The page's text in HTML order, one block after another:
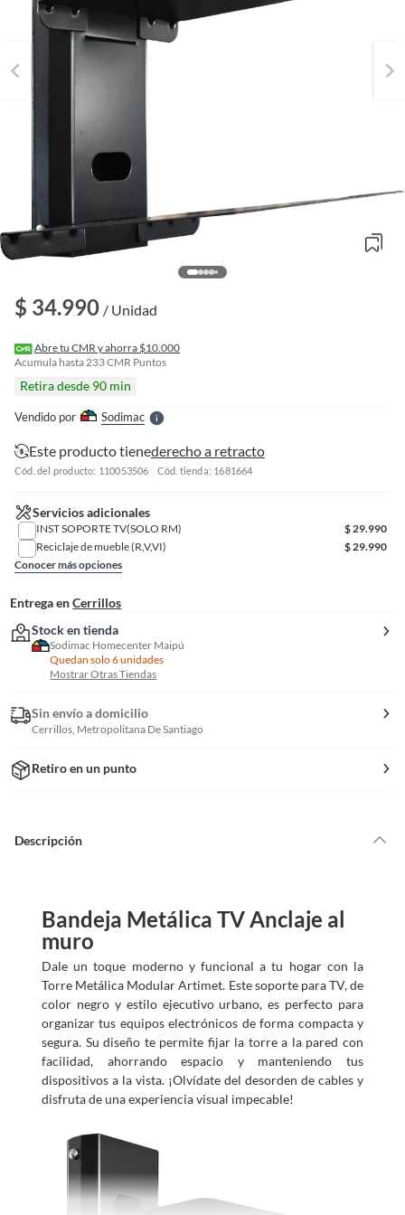
$ 34.990 / Unidad
Abre tu CMR y ahorra $10.000
Acumula hasta233CMR Puntos
Retira desde 90 min
Vendido por SodimacS
e
r
n
Este producto tienederecho a retracto
Cód. del producto: 110053506 Cód. tienda: 1681664
Servicios adicionales
INST SOPORTE TV(SOLO RM) $29.990
Reciclaje de mueble (R,V,VI)
$29.990
Conocer más opciones
Entrega en Cerrillos
Stock en tienda
Sodimac Homecenter Maipú
Quedan solo 6 unidades
Mostrar Otras Tiendas
Sin envío a domicilio
Cerrillos, Metropolitana De Santiago
Retiro en un punto
Descripción
Bandeja Metálica TV Anclaje al
muro
Dale un toque moderno y funcional a tu hogar con la
Torre Metálica Modular Artimet. Este soporte para TV, de
color negro y estilo ejecutivo urbano, es perfecto para
organizar tus equipos electrónicos de forma compacta y
segura. Su diseño te permite fijar la torre a la pared con
facilidad, ahorrando espacio y manteniendo tus
dispositivos a la vista. ¡Olvídate del desorden de cables y
disfruta de una experiencia visual impecable!